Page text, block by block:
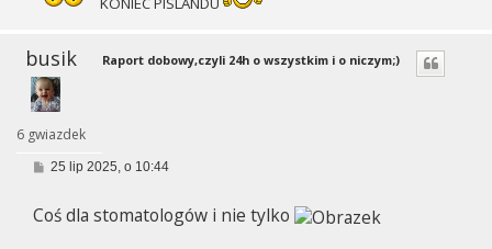
busik
6 gwiazdek
Raport dobowy,czyli 24h o wszystkim i o niczym;)
P
t
25 lip 2025, o 10:44
Coś dla stomatologów i nie tylko